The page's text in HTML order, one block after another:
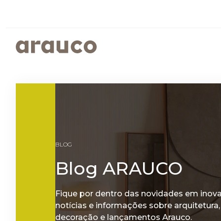
ARAUCO MELAMINA
ARAUCO COLOR
BLOG
Blog ARAUCO
Fique por dentro das novidades em
notícias e informações sobre arquitetura,
decoração e lançamentos Arauco.